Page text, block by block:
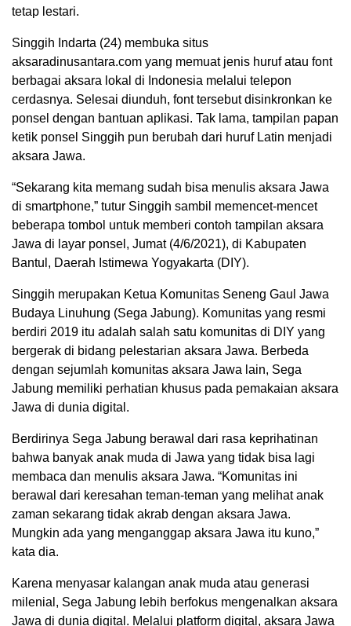
tetap lestari.
Singgih Indarta (24) membuka situs
aksaradinusantara.com yang memuat jenis huruf atau font
berbagai aksara lokal di Indonesia melalui telepon
cerdasnya. Selesai diunduh, font tersebut disinkronkan ke
ponsel dengan bantuan aplikasi. Tak lama, tampilan papan
ketik ponsel Singgih pun berubah dari huruf Latin menjadi
aksara Jawa.
“Sekarang kita memang sudah bisa menulis aksara Jawa
di smartphone,” tutur Singgih sambil memencet-mencet
beberapa tombol untuk memberi contoh tampilan aksara
Jawa di layar ponsel, Jumat (4/6/2021), di Kabupaten
Bantul, Daerah Istimewa Yogyakarta (DIY).
Singgih merupakan Ketua Komunitas Seneng Gaul Jawa
Budaya Linuhung (Sega Jabung). Komunitas yang resmi
berdiri 2019 itu adalah salah satu komunitas di DIY yang
bergerak di bidang pelestarian aksara Jawa. Berbeda
dengan sejumlah komunitas aksara Jawa lain, Sega
Jabung memiliki perhatian khusus pada pemakaian aksara
Jawa di dunia digital.
Berdirinya Sega Jabung berawal dari rasa keprihatinan
bahwa banyak anak muda di Jawa yang tidak bisa lagi
membaca dan menulis aksara Jawa. “Komunitas ini
berawal dari keresahan teman-teman yang melihat anak
zaman sekarang tidak akrab dengan aksara Jawa.
Mungkin ada yang menganggap aksara Jawa itu kuno,”
kata dia.
Karena menyasar kalangan anak muda atau generasi
milenial, Sega Jabung lebih berfokus mengenalkan aksara
Jawa di dunia digital. Melalui platform digital, aksara Jawa